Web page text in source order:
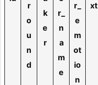
r
o
u
n
d
k
e
r
r_
n
a
m
e
r_
e
m
ot
io
n
xt